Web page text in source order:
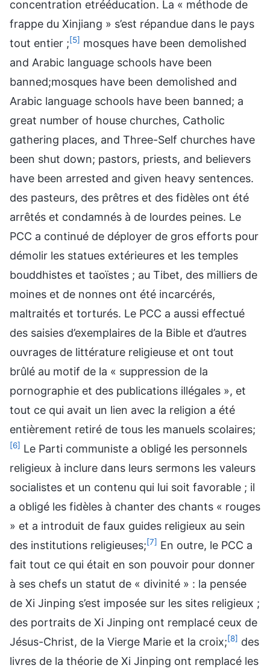
concentration etrééducation. La « méthode de
frappe du Xinjiang » s’est répandue dans le pays
tout entier ;[5] mosques have been demolished
and Arabic language schools have been
banned;mosques have been demolished and
Arabic language schools have been banned; a
great number of house churches, Catholic
gathering places, and Three-Self churches have
been shut down; pastors, priests, and believers
have been arrested and given heavy sentences.
des pasteurs, des prêtres et des fidèles ont été
arrêtés et condamnés à de lourdes peines. Le
PCC a continué de déployer de gros efforts pour
démolir les statues extérieures et les temples
bouddhistes et taoïstes ; au Tibet, des milliers de
moines et de nonnes ont été incarcérés,
maltraités et torturés. Le PCC a aussi effectué
des saisies d’exemplaires de la Bible et d’autres
ouvrages de littérature religieuse et ont tout
brûlé au motif de la « suppression de la
pornographie et des publications illégales », et
tout ce qui avait un lien avec la religion a été
entièrement retiré de tous les manuels scolaires;
[6] Le Parti communiste a obligé les personnels
religieux à inclure dans leurs sermons les valeurs
socialistes et un contenu qui lui soit favorable ; il
a obligé les fidèles à chanter des chants « rouges
» et a introduit de faux guides religieux au sein
des institutions religieuses;[7] En outre, le PCC a
fait tout ce qui était en son pouvoir pour donner
à ses chefs un statut de « divinité » : la pensée
de Xi Jinping s’est imposée sur les sites religieux ;
des portraits de Xi Jinping ont remplacé ceux de
Jésus-Christ, de la Vierge Marie et la croix;[8] des
livres de la théorie de Xi Jinping ont remplacé les